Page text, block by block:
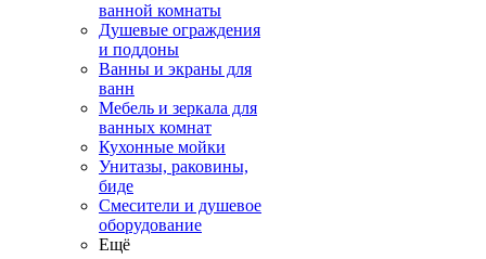
ванной комнаты
Душевые ограждения
и поддоны
Ванны и экраны для
ванн
Мебель и зеркала для
ванных комнат
Кухонные мойки
Унитазы, раковины,
биде
Смесители и душевое
оборудование
Ещё